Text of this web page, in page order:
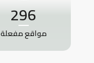
296
مواقع مفعلة